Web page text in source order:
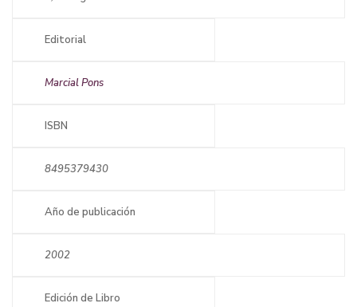
Editorial
Marcial Pons
ISBN
8495379430
Año de publicación
2002
Edición de Libro